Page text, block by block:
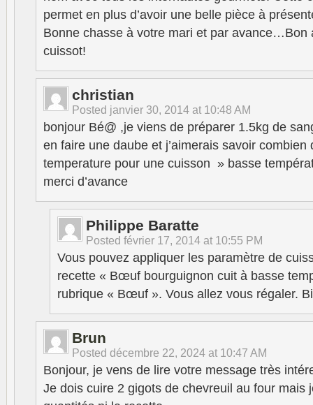
permet en plus d’avoir une belle pièce à
Bonne chasse à votre mari et par avance…Bon
cuissot!
christian
Posted janvier 30, 2014 at 10:48 AM
bonjour Bé@ ,je viens de préparer 1.5kg de
en faire une daube et j’aimerais savoir combien
temperature pour une cuisson » basse
merci d’avance
Philippe Baratte
Posted février 17, 2014 at 10:55 PM
Vous pouvez appliquer les paramètre de
recette « Bœuf bourguignon cuit à basse
rubrique « Bœuf ». Vous allez vous régaler.
Brun
Posted décembre 22, 2024 at 10:47 AM
Bonjour, je vens de lire votre message très
Je dois cuire 2 gigots de chevreuil au four mais